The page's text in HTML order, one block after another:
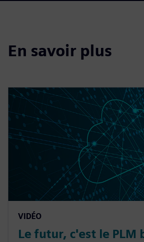
En savoir plus
VIDÉO
Le futur, c'est le PLM